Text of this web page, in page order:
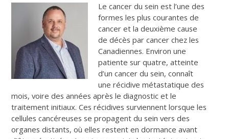
Le cancer du sein est l’une des
formes les plus courantes de
cancer et la deuxième cause
de décès par cancer chez les
Canadiennes. Environ une
patiente sur quatre, atteinte
d’un cancer du sein, connaît
une récidive métastatique des
mois, voire des années après le diagnostic et le
traitement initiaux. Ces récidives surviennent lorsque les
cellules cancéreuses se propagent du sein vers des
organes distants, où elles restent en dormance avant